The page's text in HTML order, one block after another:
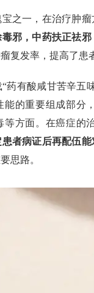
之一，在治疗肿
邪，中药扶正祛邪
复发率，提高了患
“药有酸咸甘苦辛
能的重要组成部分
等方面。在癌症的
者病证后再配伍
思路。